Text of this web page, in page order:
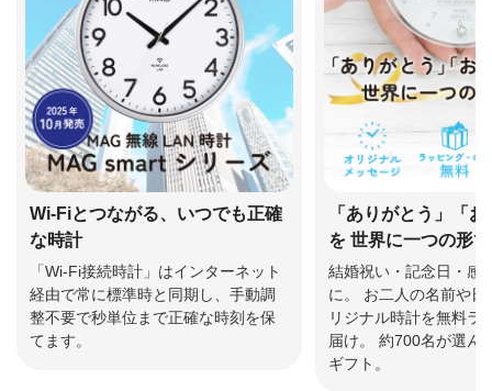
Wi-Fiとつながる、いつでも正確
な時計
「Wi-Fi接続時計」はインターネット
経由で常に標準時と同期し、手動調
整不要で秒単位まで正確な時刻を保
てます。
「ありがとう」「
を 世界に一つの形
結婚祝い・記念日・感
に。 お二人の名前や日
リジナル時計を無料ラ
届け。 約700名が選ん
ギフト。